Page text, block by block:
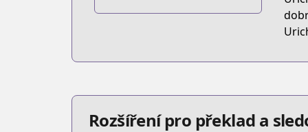
https://page.kakao.com/
Rozšíření pro překlad a